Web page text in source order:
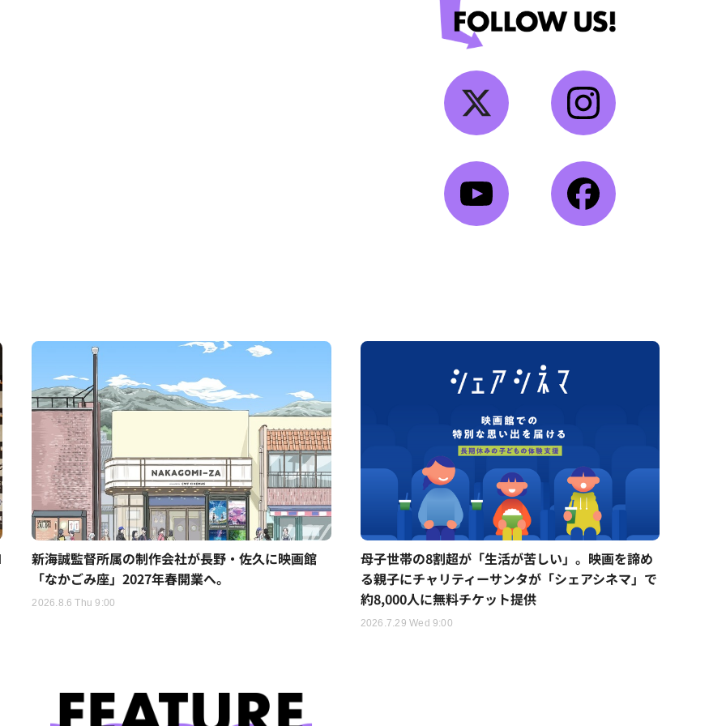
新海誠監督所属の制作会社が長野・佐久に映画館
「なかごみ座」2027年春開業へ。
2026.8.6 Thu 9:00
母子世帯の8割超が「生活が苦しい」。映画を諦め
る親子にチャリティーサンタが「シェアシネマ」で
約8,000人に無料チケット提供
2026.7.29 Wed 9:00